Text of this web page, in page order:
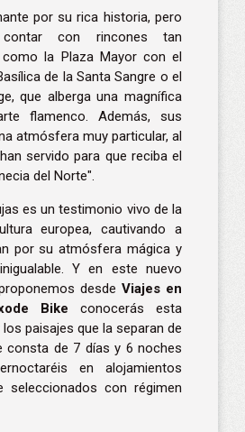
por su rica historia, pero
con rincones tan
como la Plaza Mayor con el
de la Santa Sangre o el
que alberga una magnífica
flamenco. Además, sus
atmósfera muy particular, al
servido para que reciba el
del Norte".
es un testimonio vivo de la
europea, cautivando a
por su atmósfera mágica y
Y en este nuevo
desde Viajes en
Bike conocerás esta
paisajes que la separan de
consta de 7 días y 6 noches
en alojamientos
seleccionados con régimen